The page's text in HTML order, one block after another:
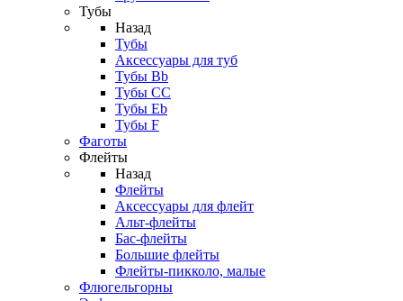
Тубы
Назад
Тубы
Аксессуары для туб
Тубы Bb
Тубы CC
Тубы Eb
Тубы F
Фаготы
Флейты
Назад
Флейты
Аксессуары для флейт
Альт-флейты
Бас-флейты
Большие флейты
Флейты-пикколо, малые
Флюгельгорны